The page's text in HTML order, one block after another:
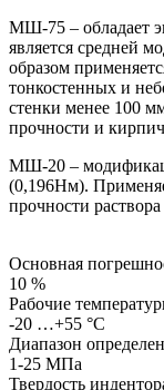
МШ-75 – обладает
является средней
образом
тонкостенных и
стенки менее 100
прочности и
МШ-20 –
(0,196Нм).
прочности
Основная
10 %
Рабочие
-20 …+55 °С
Диапазон
1-25 МПа
Твердость